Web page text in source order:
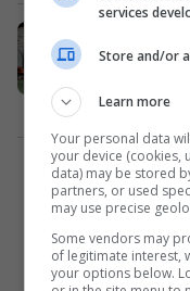
do
services
Store and/or
Learn more
Your personal data
your device (cookies,
data) may be stored
partners, or used
may use precise
Some vendors may
of legitimate interest,
your options below.